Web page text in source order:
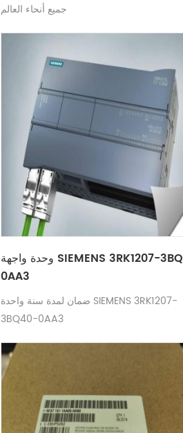
جميع أنحاء العالم
وحدة واجهة SIEMENS 3RK1207-3BQ40-
0AA3
ضمان لمدة سنة واحدة SIEMENS 3RK1207-
3BQ40-0AA3